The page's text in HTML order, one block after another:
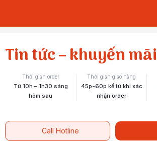
Tin tức – khuyến mãi
Thời gian order
Từ 10h – 1h30 sáng
hôm sau
Thời gian giao hàng
45p-60p kể từ khi xác
nhận order
Call Hotline